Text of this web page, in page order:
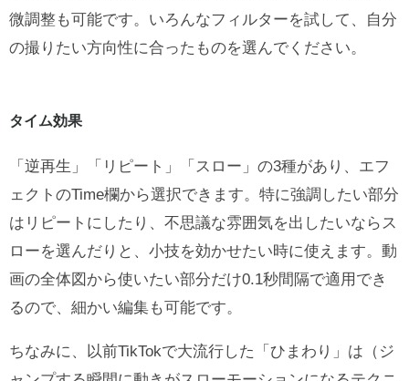
微調整も可能です。いろんなフィルターを試して、自分
の撮りたい方向性に合ったものを選んでください。
タイム効果
「逆再生」「リピート」「スロー」の3種があり、エフ
ェクトのTime欄から選択できます。特に強調したい部分
はリピートにしたり、不思議な雰囲気を出したいならス
ローを選んだりと、小技を効かせたい時に使えます。動
画の全体図から使いたい部分だけ0.1秒間隔で適用でき
るので、細かい編集も可能です。
ちなみに、以前TikTokで大流行した「ひまわり」は（ジ